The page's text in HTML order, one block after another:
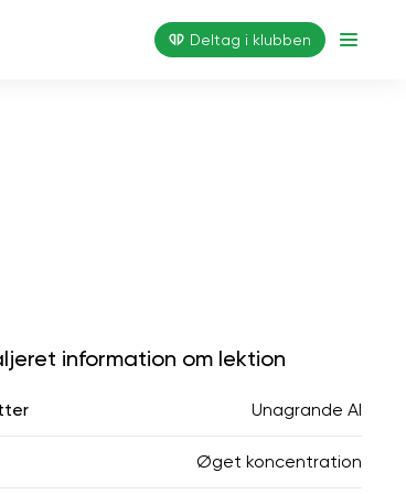
Deltag i klubben
information om lektion
Unagrande AI
Øget koncentration